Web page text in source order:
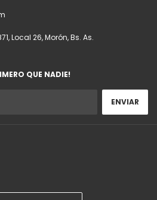
Local 26, Morón, Bs. As.
QUE NADIE!